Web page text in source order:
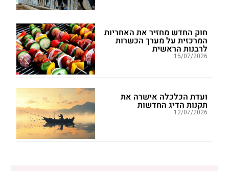
חוק החדש מחזיר את האחריות
המרכזית על מערך הכשרות
לרבנות הראשית
15/07/2026
ועדת הכלכלה אישרה את
תקנות הדיג החדשות
12/07/2026